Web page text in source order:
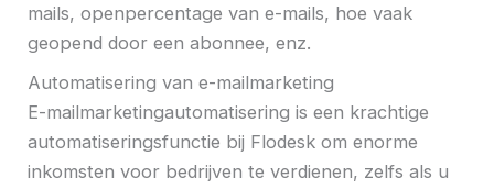
mails, openpercentage van e-mails, hoe vaak
geopend door een abonnee, enz.
Automatisering van e-mailmarketing
E-mailmarketingautomatisering is een krachtige
automatiseringsfunctie bij Flodesk om enorme
inkomsten voor bedrijven te verdienen, zelfs als u